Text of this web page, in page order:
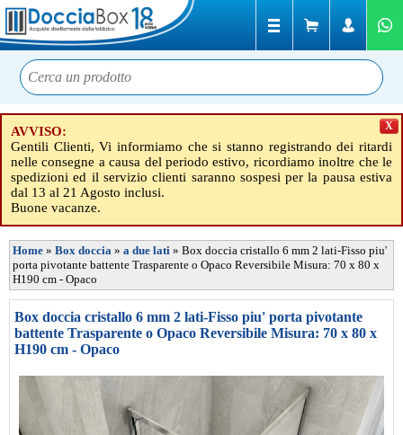
AVVISO:
Gentili Clienti, Vi informiamo che si stanno registrando dei ritardi
nelle consegne a causa del periodo estivo, ricordiamo inoltre che le
spedizioni ed il servizio clienti saranno sospesi per la pausa estiva
dal 13 al 21 Agosto inclusi.
Buone vacanze.
X
Home » Box doccia » a due lati » Box doccia cristallo 6 mm 2 lati-Fisso piu'
porta pivotante battente Trasparente o Opaco Reversibile Misura: 70 x 80 x
H190 cm - Opaco
Box doccia cristallo 6 mm 2 lati-Fisso piu' porta pivotante
battente Trasparente o Opaco Reversibile Misura: 70 x 80 x
H190 cm - Opaco